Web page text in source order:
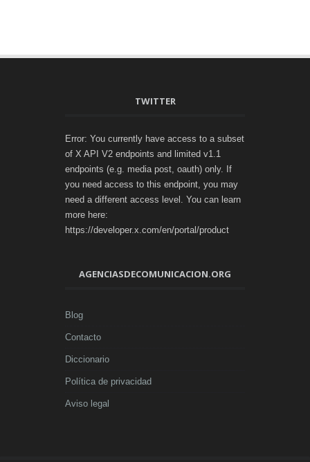
TWITTER
Error: You currently have access to a subset
of X API V2 endpoints and limited v1.1
endpoints (e.g. media post, oauth) only. If
you need access to this endpoint, you may
need a different access level. You can learn
more here:
https://developer.x.com/en/portal/product
AGENCIASDECOMUNICACION.ORG
Blog
Contacto
Diccionario
Política de privacidad
Aviso legal